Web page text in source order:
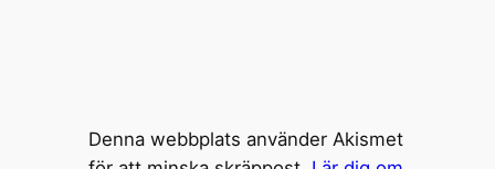
Denna webbplats använder Akismet